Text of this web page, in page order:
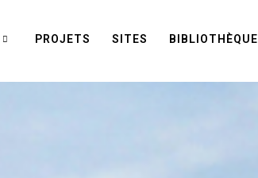
PROJETS SITES BIBLIOTHÈQUE